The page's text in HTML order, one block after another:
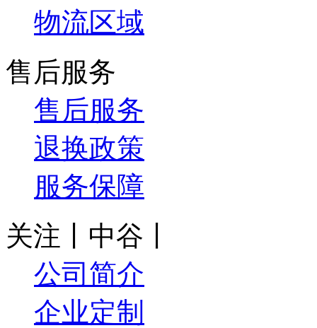
物流区域
售后服务
售后服务
退换政策
服务保障
关注丨中谷丨
公司简介
企业定制